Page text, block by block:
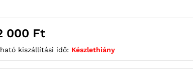
000 Ft
kiszállítási idő: Készlethiány